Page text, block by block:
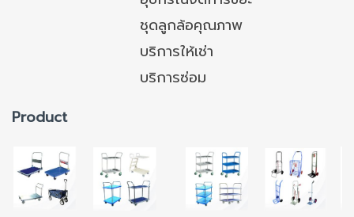
ชุดลูกล้อคุณภาพ
บริการให้เช่า
บริการซ่อม
Product